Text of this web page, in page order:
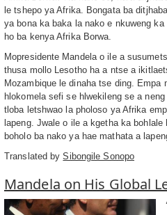
le tshepo ya Afrika. Bongata ba
ya bona ka baka la nako e nkuweng
ho ba kenya Afrika Borwa.
Mopresidente Mandela o ile a
thusa mollo Lesotho ha a ntse a
Mozambique le dinaha tse ding. Empa
hlokomela sefi se hlwekileng se a
tloba letshwao la pholoso ya Afrika
lapeng. Jwale o ile a kgetha ka
boholo ba nako ya hae mathata a
Translated bySibongile Sonopo
Mandela on His Global